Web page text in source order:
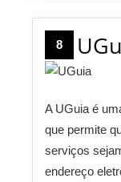
8
A UGuia é
que permite
serviços
endereço